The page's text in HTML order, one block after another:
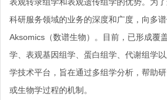
科研服务领域的业务的深度和广度，向多
Aksomics（数谱生物）。目前，已形成覆
学、表观基因组学、蛋白组学、代谢组学
学技术平台，旨在通过多组学分析，帮助
或生物学过程的机制。